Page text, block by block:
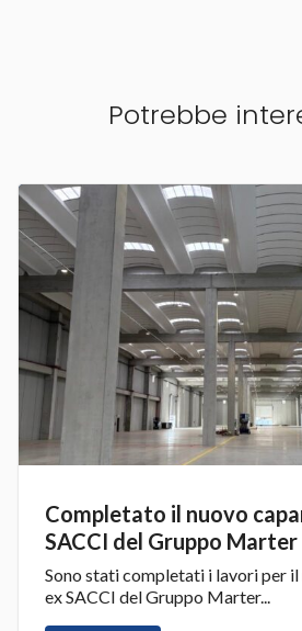
Potrebbe
Completato il nuovo
SACCI del Gruppo
Sono stati completati i lavori per il
ex SACCI del Gruppo Marter...